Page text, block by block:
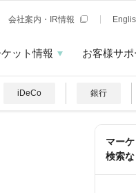
会社案内・IR情報
ット情報 お客様サポ
iDeCo 銀行
マー
検索